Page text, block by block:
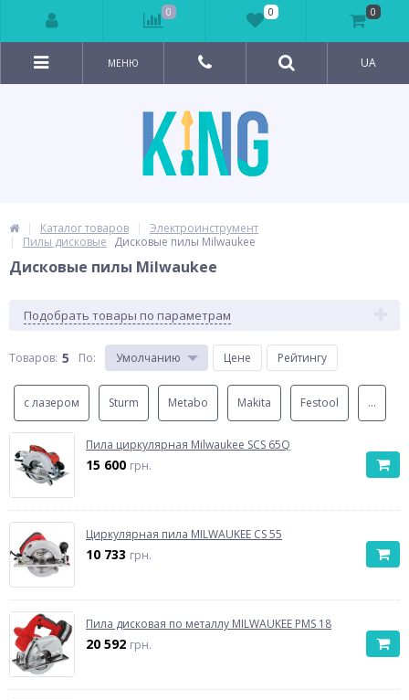
МЕНЮ UA
Каталог товаров
Электроинструмент
Пилы дисковые Дисковые пилы Milwaukee
Дисковые пилы Milwaukee
Подобрать товары по параметрам
Товаров: 5 По: Умолчанию Цене Рейтингу
с лазером Sturm Metabo Makita Festool ...
Пила циркулярная Milwaukee SCS 65Q
15 600 грн.
Циркулярная пила MILWAUKEE CS 55
10 733 грн.
Пила дисковая по металлу MILWAUKEE PMS 18
20 592 грн.
0 0 0